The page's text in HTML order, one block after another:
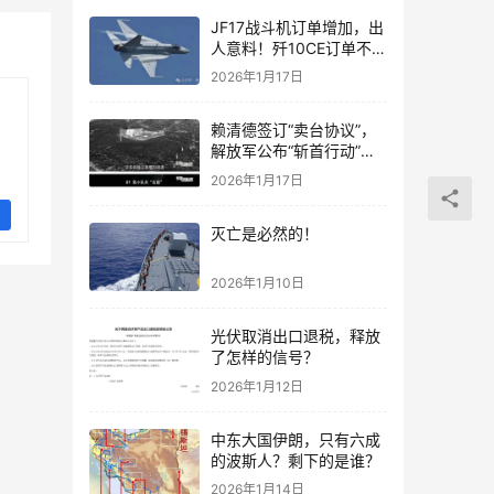
JF17战斗机订单增加，出
人意料！歼10CE订单不要
急，都会有的！
2026年1月17日
赖清德签订“卖台协议”，
解放军公布“斩首行动”画
面
2026年1月17日
灭亡是必然的！
2026年1月10日
光伏取消出口退税，释放
了怎样的信号？
2026年1月12日
中东大国伊朗，只有六成
的波斯人？剩下的是谁？
2026年1月14日